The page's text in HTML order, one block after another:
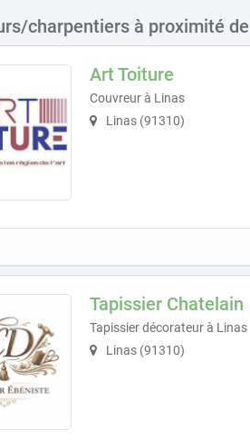
charpentiers à proximité
Art Toiture
Couvreur à Linas
Linas (91310)
Tapissier Chatelain
Tapissier décorateur à Linas
Linas (91310)